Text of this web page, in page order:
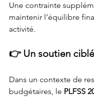
Une contrainte
maintenir l’équilibre
activité.
👉 Un soutien
Dans un contexte de
budgétaires, le PLFSS